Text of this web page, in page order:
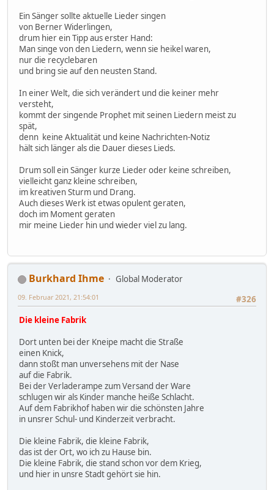
Ein Sänger sollte aktuelle Lieder singen
von Berner Widerlingen,
drum hier ein Tipp aus erster Hand:
Man singe von den Liedern, wenn sie heikel waren,
nur die recyclebaren
und bring sie auf den neusten Stand.
In einer Welt, die sich verändert und die keiner mehr
versteht,
kommt der singende Prophet mit seinen Liedern meist zu
spät,
denn keine Aktualität und keine Nachrichten-Notiz
hält sich länger als die Dauer dieses Lieds.
Drum soll ein Sänger kurze Lieder oder keine schreiben,
vielleicht ganz kleine schreiben,
im kreativen Sturm und Drang.
Auch dieses Werk ist etwas opulent geraten,
doch im Moment geraten
mir meine Lieder hin und wieder viel zu lang.
Burkhard Ihme
Global Moderator
#326
09. Februar 2021, 21:54:01
Die kleine Fabrik
Dort unten bei der Kneipe macht die Straße
einen Knick,
dann stoßt man unversehens mit der Nase
auf die Fabrik.
Bei der Verladerampe zum Versand der Ware
schlugen wir als Kinder manche heiße Schlacht.
Auf dem Fabrikhof haben wir die schönsten Jahre
in unsrer Schul- und Kinderzeit verbracht.
Die kleine Fabrik, die kleine Fabrik,
das ist der Ort, wo ich zu Hause bin.
Die kleine Fabrik, die stand schon vor dem Krieg,
und hier in unsre Stadt gehört sie hin.